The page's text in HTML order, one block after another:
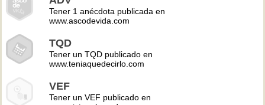
Tener 1 anécdota publicada en
www.ascodevida.com
TQD
Tener un TQD publicado en
www.teniaquedecirlo.com
VEF
Tener un VEF publicado en